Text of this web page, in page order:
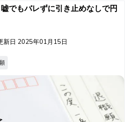
でもバレずに引き止めなしで円
新日 2025年01月15日